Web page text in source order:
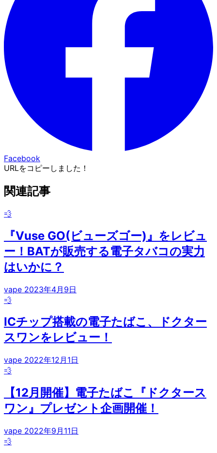
Facebook
URLをコピーしました！
関連記事
💨
『Vuse GO(ビューズゴー)』をレビュ
ー！BATが販売する電子タバコの実力
はいかに？
vape 2023年4月9日
💨
ICチップ搭載の電子たばこ、ドクター
スワンをレビュー！
vape 2022年12月1日
💨
【12月開催】電子たばこ『ドクタース
ワン』プレゼント企画開催！
vape 2022年9月11日
💨